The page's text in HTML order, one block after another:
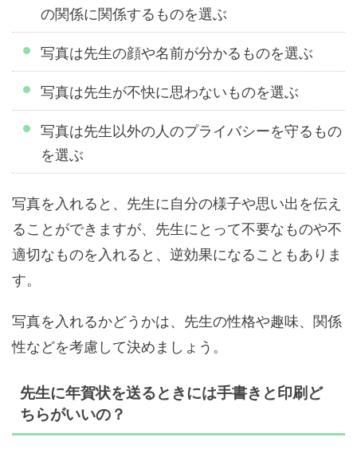
の関係に関係するものを選ぶ
写真は先生の顔や名前が分かるものを選ぶ
写真は先生が不快に思わないものを選ぶ
写真は先生以外の人のプライバシーを守るもの
を選ぶ
写真を入れると、先生に自分の様子や思い出を伝え
ることができますが、先生にとって不要なものや不
適切なものを入れると、逆効果になることもありま
す。
写真を入れるかどうかは、先生の性格や趣味、関係
性などを考慮して決めましょう。
先生に年賀状を送るときには手書きと印刷ど
ちらがいいの？